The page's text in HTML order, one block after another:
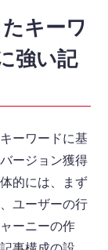
キーワ
強い記
ーワードに基
ージョン獲得
的には、まず
ユーザーの行
ーニーの作